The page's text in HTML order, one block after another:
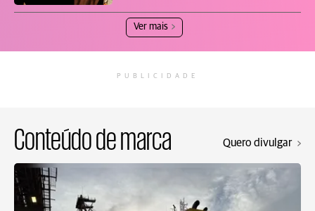
Ver mais
PUBLICIDADE
Conteúdo de marca Quero divulgar